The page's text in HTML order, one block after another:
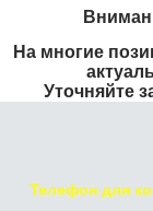
На многие
Уточняйте
Телефон для